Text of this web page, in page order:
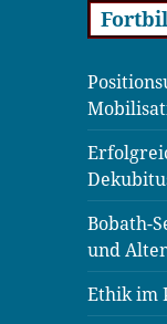
Bobath-
und
Ethik im